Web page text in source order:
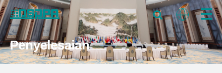
Penyelesaian